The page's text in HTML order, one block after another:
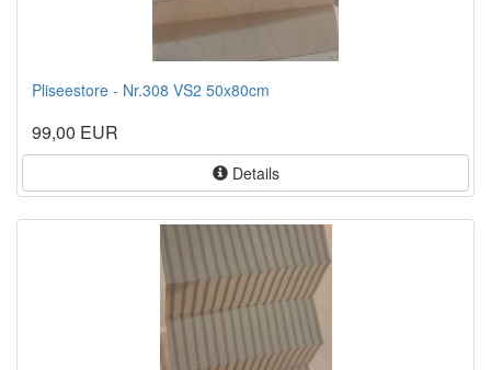
Pliseestore - Nr.308 VS2 50x80cm
99,00 EUR
Details